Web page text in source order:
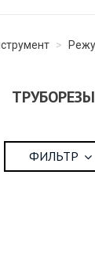
>
ТРУБОРЕЗЫ
ФИЛЬТР